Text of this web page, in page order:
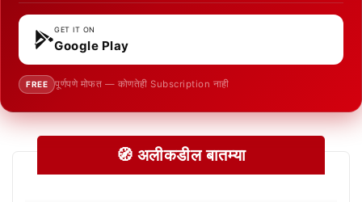
GET IT ON
Google Play
FREE पूर्णपणे मोफत — कोणतेही Subscription नाही
🧭 अलीकडील बातम्या